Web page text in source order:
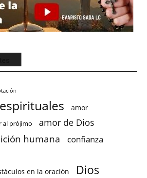
amor
al prójimo amor de Dios
humana confianza
en la oración Dios